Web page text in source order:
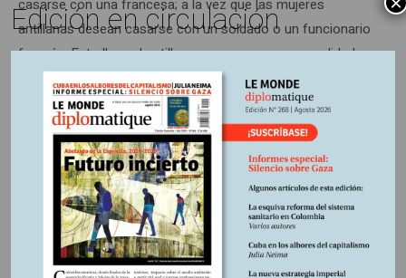
casarse con una francesa; a la vez que las mujeres
antillanas desean casarse con un soldado o un funcionario
francés. Esto lleva al antillano a negar su ser, su realidad; y,
como consecuencia, a imitar. El complejo de inferioridad
lleva a la imitación o fetichización de la cultura del
colonizador europeo.
Esta es la misma idea que se encuentra en González
cuando habla de la vergüenza y de los efectos del racismo
y de su inscripción en la psiquis y en el cuerpo del mestizo,
el indio, el mulato. Por eso se pregunta: “¿por qué
Edición en circulación